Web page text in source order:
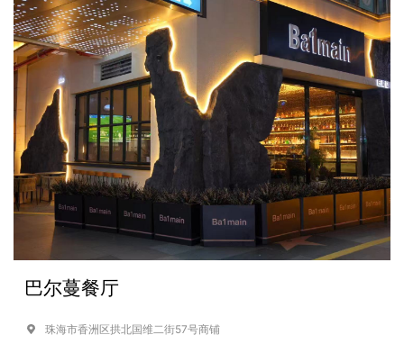
巴尔蔓餐厅
珠海市香洲区拱北国维二街57号商铺